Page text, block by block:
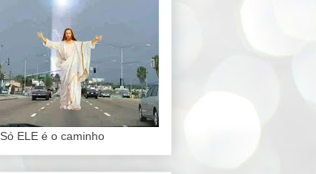
Só ELE é o caminho